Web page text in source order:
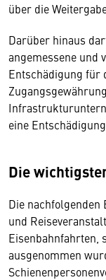
über die
Darüber hinaus
angemessene und
Entschädigung für
eine
Die
Die
und
Eisenbahnfahrten,
ausgenommen